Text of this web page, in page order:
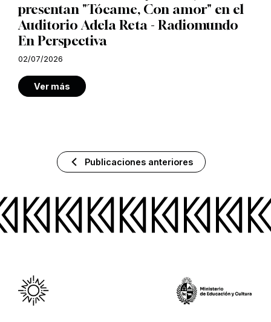
presentan "Tócame, Con amor" en el
Auditorio Adela Reta - Radiomundo
En Perspectiva
02/07/2026
Ver más
Publicaciones anteriores